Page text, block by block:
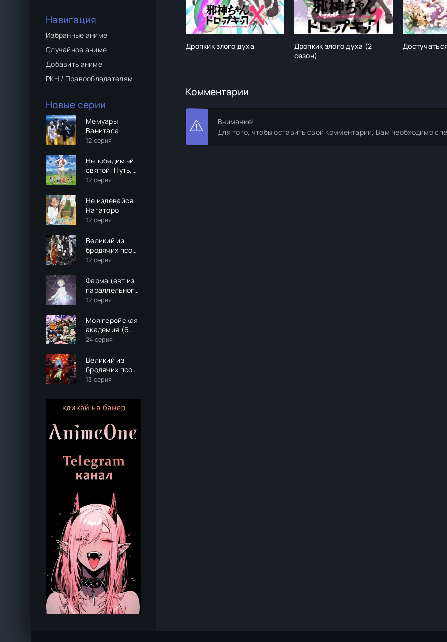
Навигация
Избранные аниме
Случайное аниме
Добавить аниме
РКН / Правообладателям
Новые серии
Мемуары
Ванитаса
12 серия
Непобедимый
святой: Путь,
которым я иду,
другом мире
12 серия
Не издевайся,
Нагаторо
12 серия
Великий из
бродячих псов
(3 сезон)
12 серия
Фармацевт из
параллельного
мира
12 серия
Моя геройская
академия (6
сезон)
24 серия
Великий из
бродячих псов
(4 сезон)
13 серия
Дропкик злого духа
Дропкик злого духа (2
сезон)
Комментарии
Внимание!
Для того, чтобы оставить свой комментарии, Вам необходимо